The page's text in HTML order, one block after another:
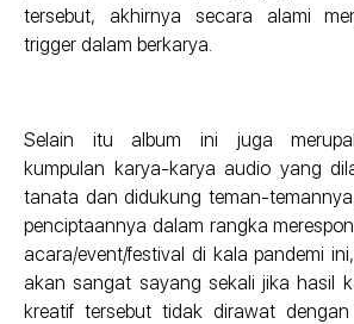
tersebut, akhirnya secara alami
trigger dalam berkarya.
Selain itu album ini juga
kumpulan karya-karya audio yang
tanata dan didukung teman-
penciptaannya dalam rangka
acara/event/festival di kala pandemi
akan sangat sayang sekali jika hasil
kreatif tersebut tidak dirawat